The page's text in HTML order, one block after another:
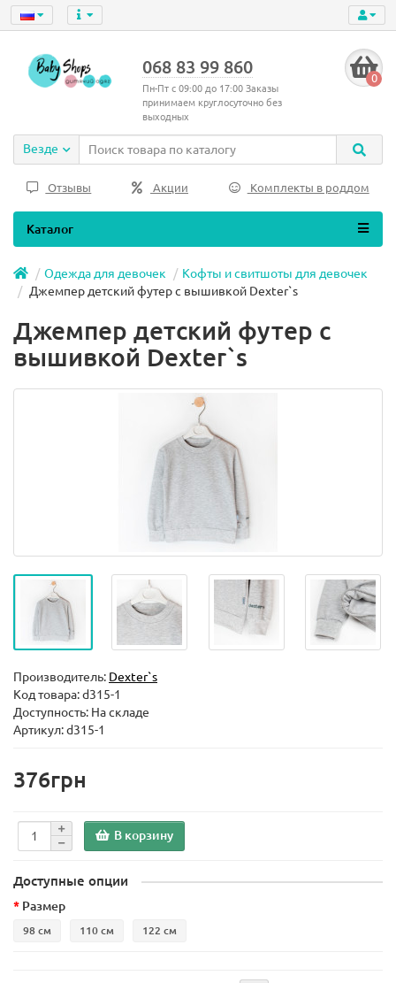
068 83 99 860
Пн-Пт с 09:00 до 17:00 Заказы
принимаем круглосуточно без
выходных
0
Везде
Отзывы Акции Комплекты в роддом
Каталог
Одежда для девочек
Кофты и свитшоты для девочек
Джемпер детский футер с вышивкой Dexter`s
Джемпер детский футер с
вышивкой Dexter`s
Производитель: Dexter`s
Код товара:d315-1
Доступность: На складе
Артикул: d315-1
376грн
В корзину
Доступные опции
Размер
98 см 110 см 122 см